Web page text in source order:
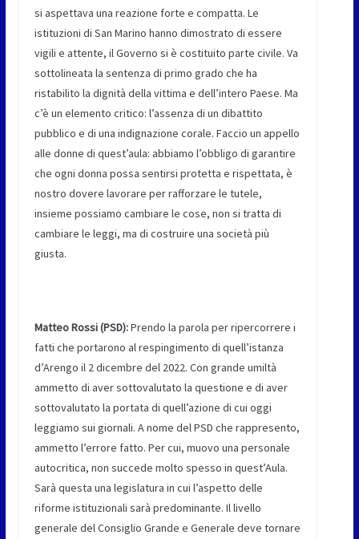
si aspettava una reazione forte e compatta. Le
istituzioni di San Marino hanno dimostrato di essere
vigili e attente, il Governo si è costituito parte civile. Va
sottolineata la sentenza di primo grado che ha
ristabilito la dignità della vittima e dell’intero Paese. Ma
c’è un elemento critico: l’assenza di un dibattito
pubblico e di una indignazione corale. Faccio un appello
alle donne di quest’aula: abbiamo l’obbligo di garantire
che ogni donna possa sentirsi protetta e rispettata, è
nostro dovere lavorare per rafforzare le tutele,
insieme possiamo cambiare le cose, non si tratta di
cambiare le leggi, ma di costruire una società più
giusta.
Matteo Rossi (PSD):Prendo la parola per ripercorrere i
fatti che portarono al respingimento di quell’istanza
d’Arengo il 2 dicembre del 2022. Con grande umiltà
ammetto di aver sottovalutato la questione e di aver
sottovalutato la portata di quell’azione di cui oggi
leggiamo sui giornali. A nome del PSD che rappresento,
ammetto l’errore fatto. Per cui, muovo una personale
autocritica, non succede molto spesso in quest’Aula.
Sarà questa una legislatura in cui l’aspetto delle
riforme istituzionali sarà predominante. Il livello
generale del Consiglio Grande e Generale deve tornare